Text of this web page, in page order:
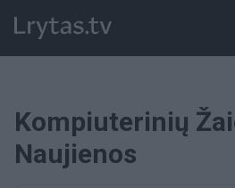
Kompiuterinių
Naujienos